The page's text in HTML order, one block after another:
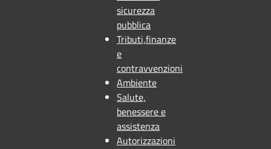
sicurezza
pubblica
Tributi,finanze
e
contravvenzioni
Ambiente
Salute,
benessere e
assistenza
Autorizzazioni